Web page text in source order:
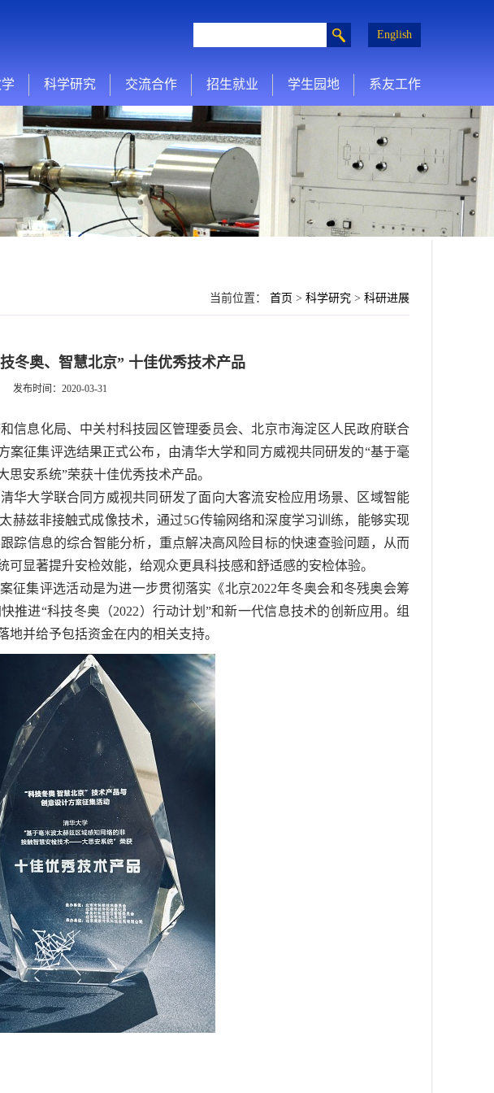
English
科学研究 交流合作 招生就业 学生园地 系友工作
当前位置： 首页 > 科学研究 > 科研进展
冬奥、智慧北京” 十佳优秀技术产品
发布时间：2020-03-31
信息化局、中关村科技园区管理委员会、北京市海淀区人民政府联合
案征集评选结果正式公布，由清华大学和同方威视共同研发的“基于毫
安系统”荣获十佳优秀技术产品。
华大学联合同方威视共同研发了面向大客流安检应用场景、区域智能
赫兹非接触式成像技术，通过5G传输网络和深度学习训练，能够实现
踪信息的综合智能分析，重点解决高风险目标的快速查验问题，从而
显著提升安检效能，给观众更具科技感和舒适感的安检体验。
征集评选活动是为进一步贯彻落实《北京2022年冬奥会和冬残奥会筹
推进“科技冬奥（2022）行动计划”和新一代信息技术的创新应用。组
并给予包括资金在内的相关支持。